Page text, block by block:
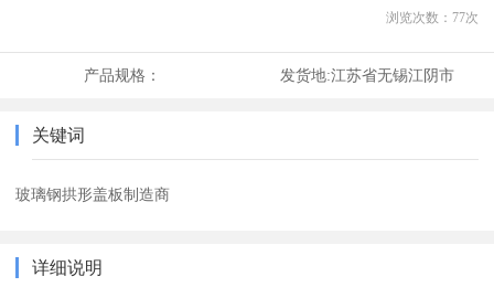
浏览次数： 77次
产品规格： 发货地:江苏省无锡江阴市
关键词
玻璃钢拱形盖板制造商
详细说明